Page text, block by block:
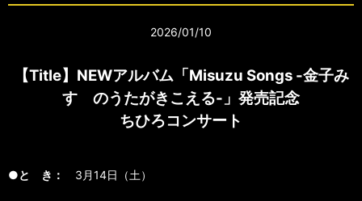
2026/01/10
【Title】NEWアルバム「Misuzu Songs -金子み
すゞのうたがきこえる-」発売記念
ちひろコンサート
●と き： 3月14日（土）